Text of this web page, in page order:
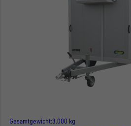
Gesamtgewicht3.000 kg